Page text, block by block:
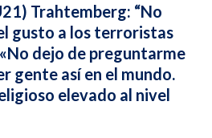
Trahtemberg: “No
gusto a los terroristas
dejo de preguntarme
gente así en el mundo.
elevado al nivel